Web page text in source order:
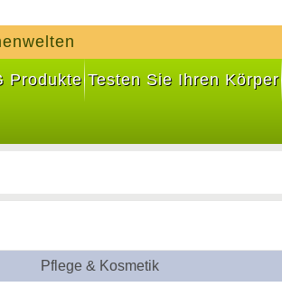
Produkte Testen Sie Ihren Körper
Pflege & Kosmetik